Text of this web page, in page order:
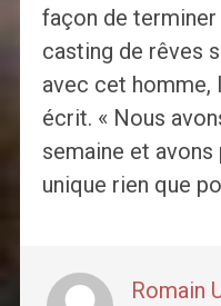
façon de
casting de rêves
avec cet homme,
écrit. « Nous
semaine et
unique rien que
Romain